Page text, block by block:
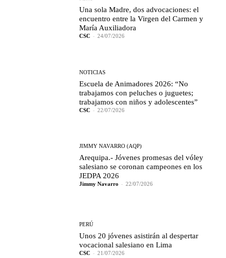
Una sola Madre, dos advocaciones: el
encuentro entre la Virgen del Carmen y
María Auxiliadora
CSC - 24/07/2026
NOTICIAS
Escuela de Animadores 2026: “No
trabajamos con peluches o juguetes;
trabajamos con niños y adolescentes”
CSC - 22/07/2026
JIMMY NAVARRO (AQP)
Arequipa.- Jóvenes promesas del vóley
salesiano se coronan campeones en los
JEDPA 2026
Jimmy Navarro - 22/07/2026
PERÚ
Unos 20 jóvenes asistirán al despertar
vocacional salesiano en Lima
CSC - 21/07/2026